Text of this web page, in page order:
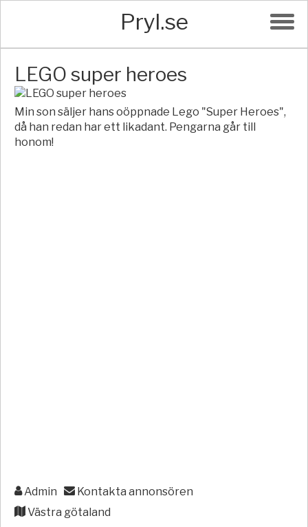
Pryl.se
LEGO super heroes
Min son säljer hans oöppnade Lego "Super Heroes",
då han redan har ett likadant. Pengarna går till
honom!
Admin
Kontakta annonsören
Västra götaland